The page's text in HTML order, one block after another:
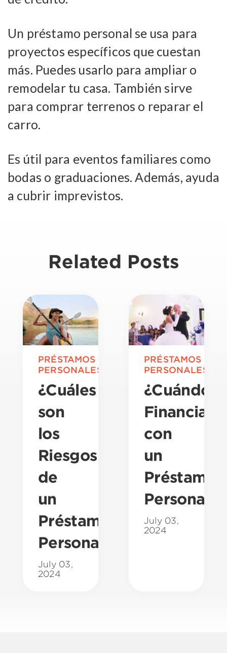
Un préstamo personal se usa para
proyectos específicos que cuestan
más. Puedes usarlo para ampliar o
remodelar tu casa. También sirve
para comprar terrenos o reparar el
carro.
Es útil para eventos familiares como
bodas o graduaciones. Además, ayuda
a cubrir imprevistos.
Related Posts
PRÉSTAMOS
PERSONALES
¿Cuáles
son
los
Riesgos
de
un
Préstamo
Personal?
July 03,
2024
PRÉSTAMOS
PERSONALES
¿Cuándo
Financiar
con
un
Préstamo
Personal?
July 03,
2024